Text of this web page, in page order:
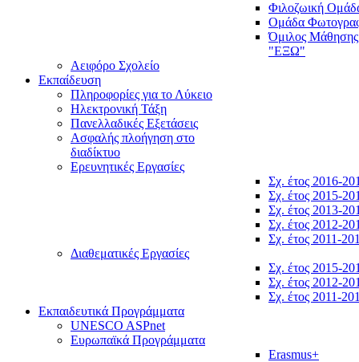
Φιλοζωική
Ομάδα
Όμιλος Μάθησης
"ΕΞΩ"
Αειφόρο Σχολείο
Εκπαίδευση
Πληροφορίες για το Λύκειο
Ηλεκτρονική Τάξη
Πανελλαδικές Εξετάσεις
Ασφαλής πλοήγηση στο
διαδίκτυο
Ερευνητικές Εργασίες
Σχ. έτος 2016-
Σχ. έτος 2015-
Σχ. έτος 2013-
Σχ. έτος 2012-
Σχ. έτος 2011-
Διαθεματικές Εργασίες
Σχ. έτος 2015-
Σχ. έτος 2012-
Σχ. έτος 2011-
Εκπαιδευτικά Προγράμματα
UNESCO ASPnet
Ευρωπαϊκά Προγράμματα
Erasmus+